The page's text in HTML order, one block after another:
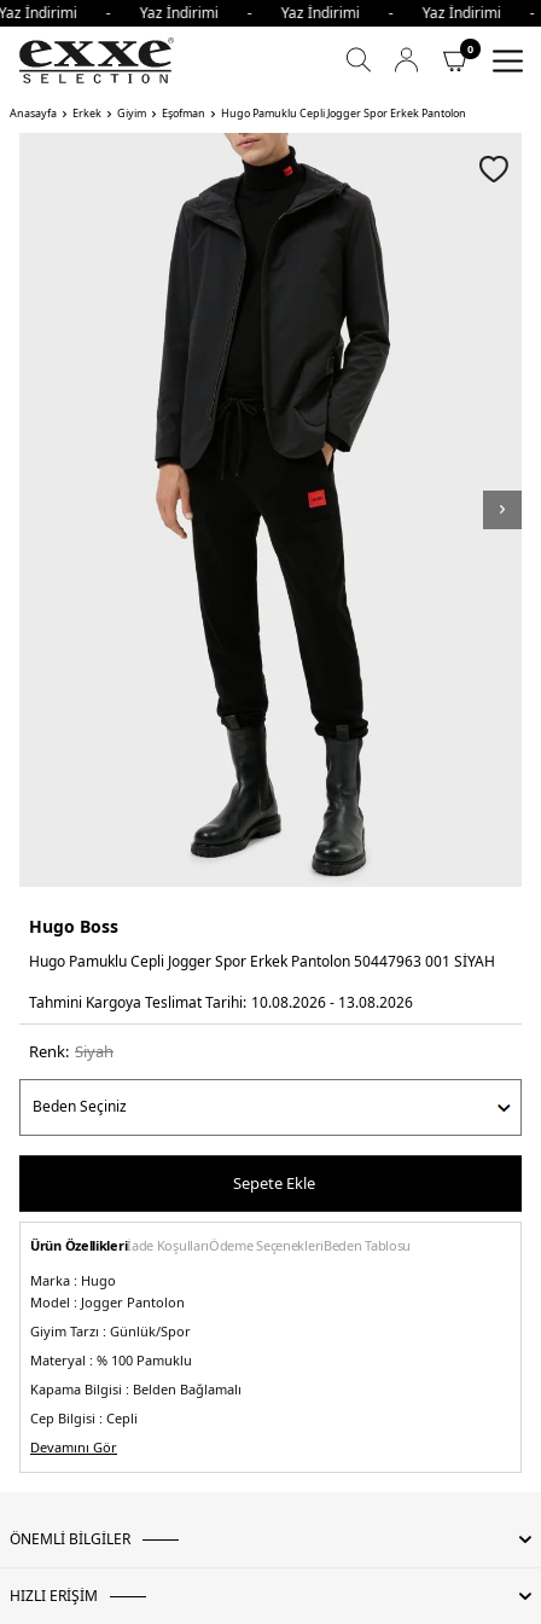
İndirimi - Yaz İndirimi - Yaz İndirimi - Yaz
0
Anasayfa Erkek Giyim Eşofman Hugo Pamuklu Cepli Jogger Spor Erkek Pantolon
Hugo Boss
Hugo Pamuklu Cepli Jogger Spor Erkek Pantolon 50447963 001 SİYAH
Tahmini Kargoya Teslimat Tarihi: 10.08.2026 - 13.08.2026
Renk: si̇yah
Sepete Ekle
Ürün Özellikleriİade KoşullarıÖdeme SeçenekleriBeden Tablosu
Marka : Hugo
Model : Jogger Pantolon
Giyim Tarzı : Günlük/Spor
Materyal : % 100 Pamuklu
Kapama Bilgisi : Belden Bağlamalı
Cep Bilgisi : Cepli
Kalıp :Regular Fit
Manken Ölçüsü :Boy : 1.86 cm / Göğüs : 90 cm / Bel : 71 cm / Basen : 92 cm /
5DE150447963001.07
Devamını Gör
ÖNEMLİ BİLGİLER
HIZLI ERİŞİM